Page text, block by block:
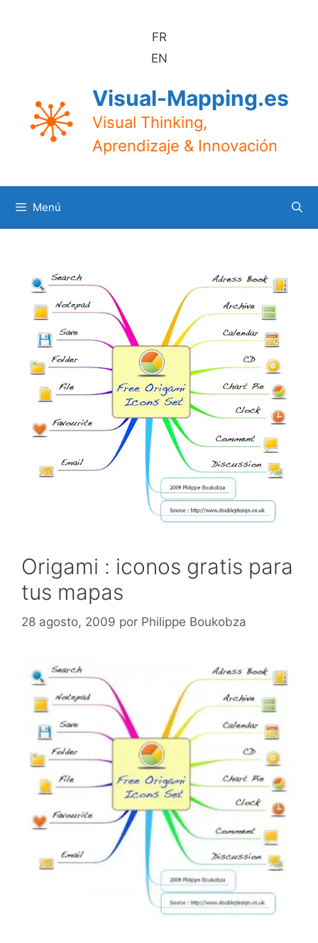
FR
EN
Visual-Mapping.es
Visual Thinking,
Aprendizaje & Innovación
Menú
Origami : iconos gratis para
tus mapas
28 agosto, 2009 por Philippe Boukobza